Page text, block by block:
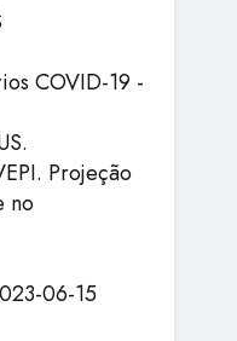
COVID-19 -
Projeção
no
06-15